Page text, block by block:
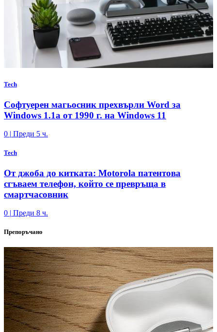
Tech
Софтуерен магьосник прехвърли Word за
Windows 1.1a от 1990 г. на Windows 11
0 | Преди 5 ч.
Tech
От джоба до китката: Motorola патентова
сгъваем телефон, който се превръща в
смартчасовник
0 | Преди 8 ч.
Препоръчано